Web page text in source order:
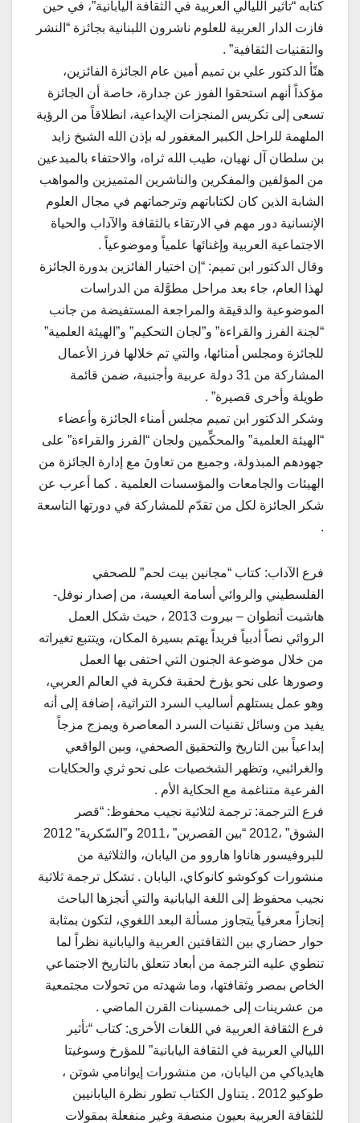
كتابه “تأثير الليالي العربية في الثقافة اليابانية”، في حين
فازت الدار العربية للعلوم ناشرون اللبنانية بجائزة “النشر
والتقنيات الثقافية” .
هنّأ الدكتور علي بن تميم أمين عام الجائزة الفائزين،
مؤكداً أنهم استحقوا الفوز عن جدارة، خاصة أن الجائزة
تسعى إلى تكريس المنجزات الإبداعية، انطلاقاً من الرؤية
الملهمة للراحل الكبير المغفور له بإذن الله الشيخ زايد
بن سلطان آل نهيان، طيب الله ثراه، والاحتفاء بالمبدعين
من المؤلفين والمفكرين والناشرين المتميزين والمواهب
الشابة الذين كان لكتاباتهم وترجماتهم في مجال العلوم
الإنسانية دور مهم في الارتقاء بالثقافة والآداب والحياة
الاجتماعية العربية وإغنائها علمياً وموضوعياً .
وقال الدكتور ابن تميم: “إن اختيار الفائزين بدورة الجائزة
لهذا العام، جاء بعد مراحل مطوَّلة من الدراسات
الموضوعية والدقيقة والمراجعة المستفيضة من جانب
“لجنة الفرز والقراءة” و”لجان التحكيم” و”الهيئة العلمية”
للجائزة ومجلس أمنائها، والتي تم خلالها فرز الأعمال
المشاركة من 31 دولة عربية وأجنبية، ضمن قائمة
طويلة وأخرى قصيرة” .
وشكر الدكتور ابن تميم مجلس أمناء الجائزة وأعضاء
“الهيئة العلمية” والمحكِّمين ولجان “الفرز والقراءة” على
جهودهم المبذولة، وجميع من تعاونَ مع إدارة الجائزة من
الهيئات والجامعات والمؤسسات العلمية . كما أعرب عن
شكر الجائزة لكل من تقدّم للمشاركة في دورتها التاسعة
.
فرع الآداب: كتاب “مجانين بيت لحم” للصحفي
الفلسطيني والروائي أسامة العيسة، من إصدار نوفل-
هاشيت أنطوان – بيروت 2013 ، حيث شكل العمل
الروائي نصاً أدبياً فريداً يهتم بسيرة المكان، ويتتبع تغيراته
من خلال موضوعة الجنون التي احتفى بها العمل
وصورها على نحو يؤرخ لحقبة فكرية في العالم العربي،
وهو عمل يستلهم أساليب السرد التراثية، إضافة إلى أنه
يفيد من وسائل تقنيات السرد المعاصرة ويمزج مزجاً
إبداعياً بين التاريخ والتحقيق الصحفي، وبين الواقعي
والغرائبي، وتظهر الشخصيات على نحو ثري والحكايات
الفرعية متناغمة مع الحكاية الأم .
فرع الترجمة: ترجمة لثلاثية نجيب محفوظ: “قصر
الشوق” ،2012 “بين القصرين” ،2011 و”السّكرية” 2012
للبروفيسور هاناوا هاروو من اليابان، والثلاثية من
منشورات كوكوشو كانوكاي، اليابان . تشكل ترجمة ثلاثية
نجيب محفوظ إلى اللغة اليابانية والتي أنجزها الباحث
إنجازاً معرفياً يتجاوز مسألة البعد اللغوي، لتكون بمثابة
حوار حضاري بين الثقافتين العربية واليابانية نظراً لما
تنطوي عليه الترجمة من أبعاد تتعلق بالتاريخ الاجتماعي
الخاص بمصر وثقافتها، وما شهدته من تحولات مجتمعية
من عشرينات إلى خمسينات القرن الماضي .
فرع الثقافة العربية في اللغات الأخرى: كتاب “تأثير
الليالي العربية في الثقافة اليابانية” للمؤرخ وسوغيتا
هايدياكي من اليابان، من منشورات إيوانامي شوتن ،
طوكيو 2012 . يتناول الكتاب تطور نظرة اليابانيين
للثقافة العربية بعيون منصفة وغير منفعلة بمقولات